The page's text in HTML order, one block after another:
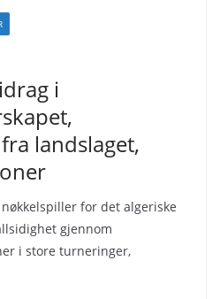
i
landslaget,
for det algeriske
gjennom
i store turneringer,